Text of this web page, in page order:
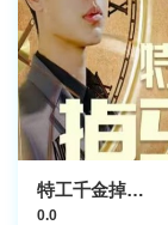
特工千金掉马了
0.0